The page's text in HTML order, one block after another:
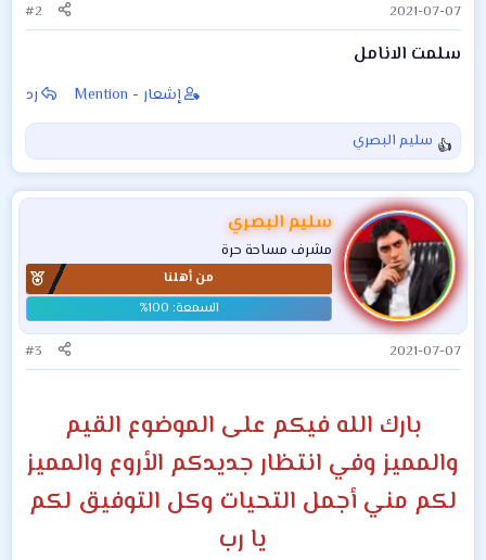
:
2021-07-07
#2
سلمت الانامل
إشعار - Mention رد
ا
ل
ت
ف
ا
ع
ل
ا
ت
:
سليم البصري
سليم البصري
مشرف مساحة حرة
من أهلنا
2021-07-07
#3
بارك الله فيكم على الموضوع القيم
والمميز وفي انتظار جديدكم الأروع والمميز
لكم مني أجمل التحيات وكل التوفيق لكم
يا رب